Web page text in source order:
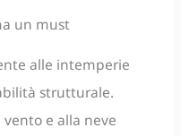
un must
alle intemperie
strutturale.
e alla neve